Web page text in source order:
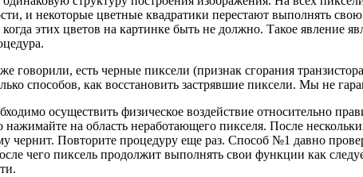
и некоторые цветные квадратики перестают выполнять
этих цветов на картинке быть не должно. Такое явление
есть черные пиксели (признак сгорания
способов, как восстановить застрявшие пиксели. Мы не
осуществить физическое воздействие относительно
на область неработающего пикселя. После
чернит. Повторите процедуру еще раз. Способ №1 давно
чего пиксель продолжит выполнять свои функции как